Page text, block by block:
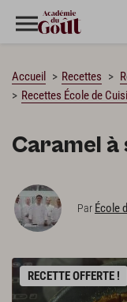
Accueil Recettes
Recettes École de
Caramel à
Par École
RECETTE OFFERTE !
CHARGEMENT…